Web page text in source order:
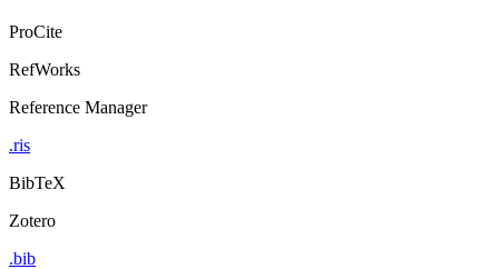
ProCite
RefWorks
Reference Manager
.ris
BibTeX
Zotero
.bib